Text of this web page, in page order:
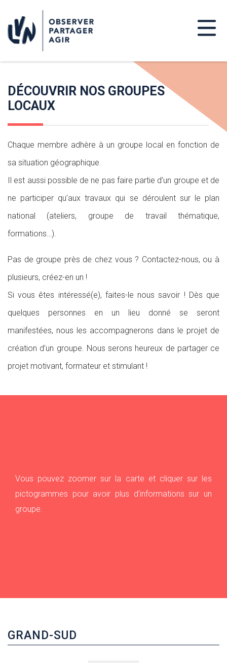
DÉCOUVRIR NOS GROUPES
LOCAUX
Chaque membre adhère à un groupe local en fonction de
sa situation géographique.
Il est aussi possible de ne pas faire partie d’un groupe et de
ne participer qu’aux travaux qui se déroulent sur le plan
national (ateliers, groupe de travail thématique,
formations…).
Pas de groupe près de chez vous ? Contactez-nous, ou à
plusieurs, créez-en un !
Si vous êtes intéressé(e), faites-le nous savoir ! Dès que
quelques personnes en un lieu donné se seront
manifestées, nous les accompagnerons dans le projet de
création d’un groupe. Nous serons heureux de partager ce
projet motivant, formateur et stimulant !
Vous pouvez zoomer sur la carte et cliquer sur les
pictogrammes pour avoir plus d'informations sur un
groupe.
GRAND-SUD